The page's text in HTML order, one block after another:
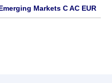
Markets C AC EUR